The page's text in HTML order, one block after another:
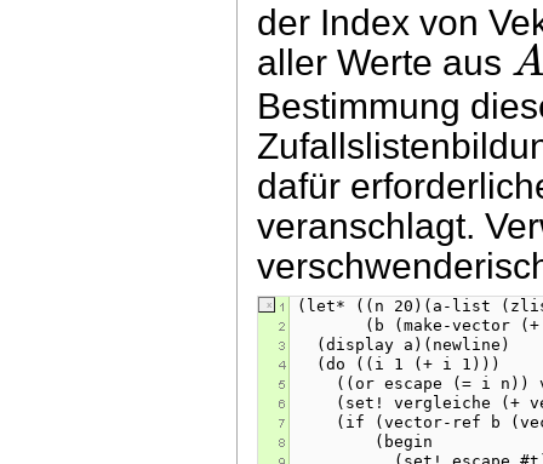
der Index von
aller Werte aus
Bestimmung
dafür
veranschlagt.